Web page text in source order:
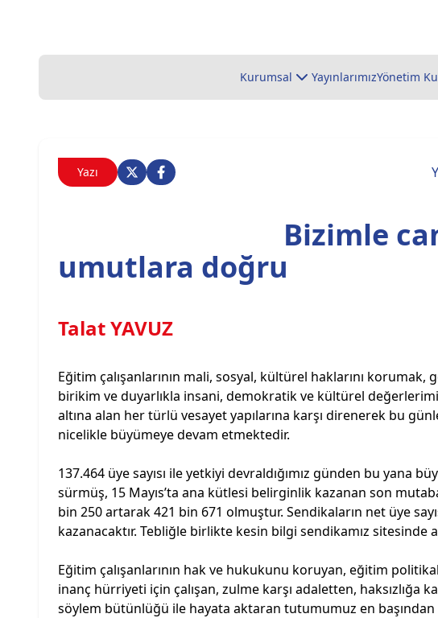
Kurumsal YayınlarımızYönetim
Yazı
Bizimle
umutlara doğru
Talat YAVUZ
Eğitim çalışanlarının mali, sosyal, kültürel haklarını
birikim ve duyarlıkla insani, demokratik ve kültürel
altına alan her türlü vesayet yapılarına karşı direnerek bu
nicelikle büyümeye devam etmektedir.
137.464 üye sayısı ile yetkiyi devraldığımız günden bu yana
sürmüş, 15 Mayıs’ta ana kütlesi belirginlik kazanan son
bin 250 artarak 421 bin 671 olmuştur. Sendikaların net üye
kazanacaktır. Tebliğle birlikte kesin bilgi sendikamız sitesinde
Eğitim çalışanlarının hak ve hukukunu koruyan, eğitim
inanç hürriyeti için çalışan, zulme karşı adaletten, haksızlığa
söylem bütünlüğü ile hayata aktaran tutumumuz en başından